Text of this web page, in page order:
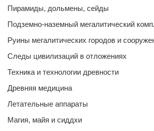
Пирамиды, дольмены, сейды
Подземно-наземный мегалитический
Руины мегалитических городов и
Следы цивилизаций в отложениях
Техника и технологии древности
Древняя медицина
Летательные аппараты
Магия, майя и сиддхи